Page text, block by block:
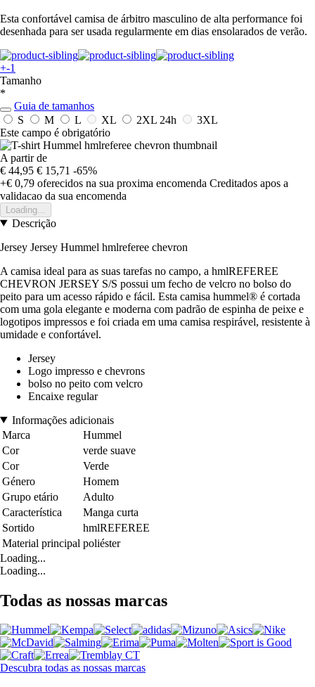
Esta confortável camisa de árbitro masculino de alta performance foi
desenhada para ser usada regularmente em dias ensolarados de verão.
+-1
Tamanho
*
Guia de tamanhos
S
M L XL 2XL 24h
3XL
Este campo é obrigatório
A partir de
€ 44,95 € 15,71 -65%
+€ 0,79 oferecidos na sua proxima encomenda Creditados apos a
validacao da sua encomenda
Loading...
Descrição
Jersey Jersey Hummel hmlreferee chevron
A camisa ideal para as suas tarefas no campo, a hmlREFEREE
CHEVRON JERSEY S/S possui um fecho de velcro no bolso do
peito para um acesso rápido e fácil. Esta camisa hummel® é cortada
com uma gola elegante e moderna com padrão de espinha de peixe e
logotipos impressos e foi criada em uma camisa respirável, resistente à
umidade e confortável.
Jersey
Logo impresso e chevrons
bolso no peito com velcro
Encaixe regular
Informações adicionais
Marca
Hummel
Cor
verde suave
Cor
Verde
Género
Homem
Grupo etário
Adulto
Característica
Manga curta
Sortido
hmlREFEREE
Material principal poliéster
Loading...
Loading...
Todas as nossas marcas
Descubra todas as nossas marcas